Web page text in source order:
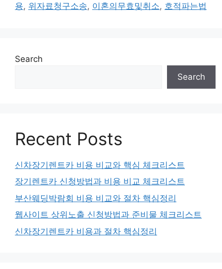
용, 위자료청구소송, 이혼의무효및취소, 호적파는법
Search
Search
Recent Posts
신차장기렌트카 비용 비교와 핵심 체크리스트
장기렌트카 신청방법과 비용 비교 체크리스트
부산웨딩박람회 비용 비교와 절차 핵심정리
웹사이트 상위노출 신청방법과 준비물 체크리스트
신차장기렌트카 비용과 절차 핵심정리